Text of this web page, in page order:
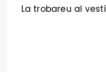
La trobareu al